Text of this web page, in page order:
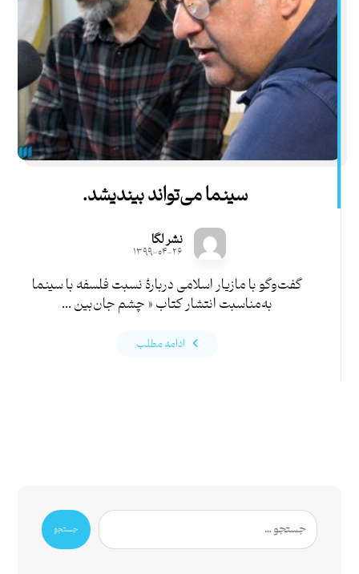
سینما می‌تواند بیندیشد.
نشر لگا
۱۳۹۹-۰۴-۲۶
گفت‌وگو با مازیار اسلامی دربارۀ نسبت فلسفه با سینما
به‌مناسبت انتشار کتاب « چشم جان‌بین ...
ادامه مطلب
جستجو